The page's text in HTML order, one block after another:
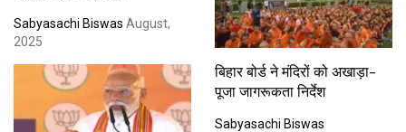
Sabyasachi Biswas August,
2025
बिहार बोर्ड ने मंदिरों को अखाड़ा-
पूजा जागरूकता निर्देश
Sabyasachi Biswas